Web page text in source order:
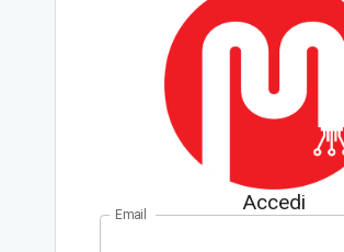
Accedi
Email